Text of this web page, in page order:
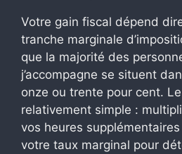
Votre gain fiscal dépend
tranche marginale
que la majorité des
j’accompagne se situent
onze ou trente pour cent.
relativement simple :
vos heures
votre taux marginal pour